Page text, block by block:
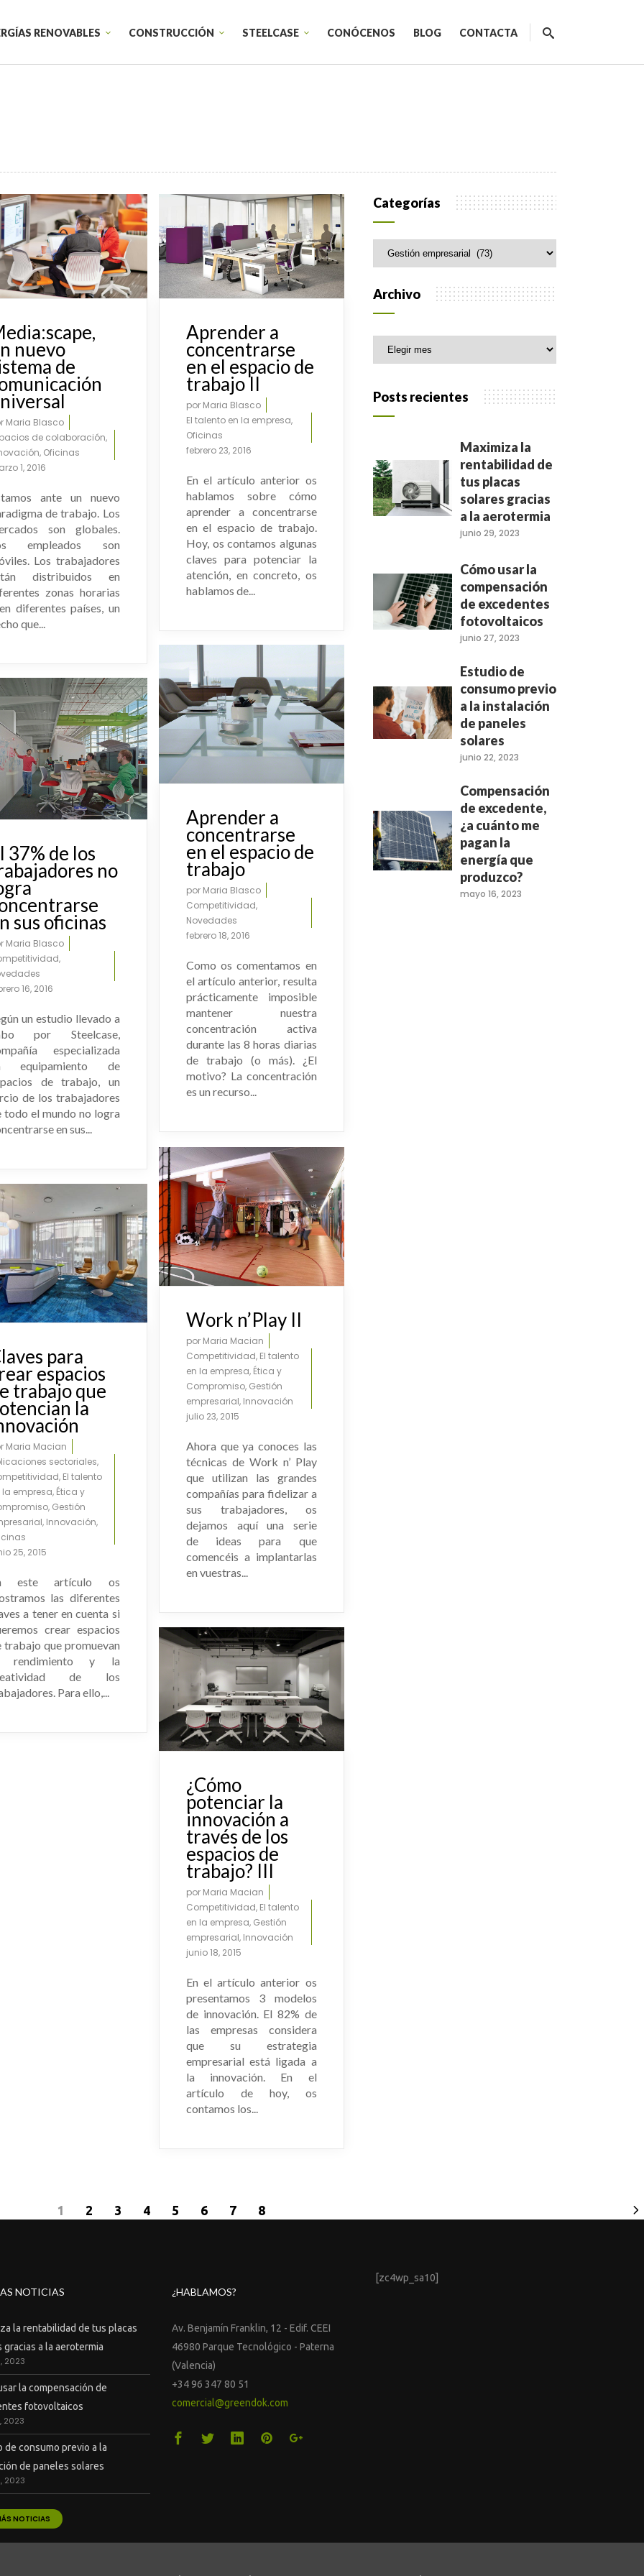
RENOVABLES CONSTRUCCIÓN STEELCASE
Sillones Lounge
Sillas de trabajo individual
Startups
Educación
Sanidad
Home Office
Diseño de espacios de trabajo
Diseño corporativo
CONÓCENOS BLOG CONTACTA
nuevo
de
Maria Blasco
de colaboración,
, Oficinas
1, 2016
ante un nuevo
de trabajo. Los
son globales.
empleados son
Los trabajadores
distribuidos en
zonas horarias
diferentes países, un
que...
Aprender a
concentrarse
en el espacio de
trabajo II
por Maria Blasco
El talento en la empresa,
Oficinas
febrero 23, 2016
En el artículo anterior os
hablamos sobre cómo
aprender a concentrarse
en el espacio de trabajo.
Hoy, os contamos algunas
claves para potenciar la
atención, en concreto, os
hablamos de...
Aprender a
concentrarse
en el espacio de
trabajo
por Maria Blasco
Competitividad,
Novedades
febrero 18, 2016
Como os comentamos en
el artículo anterior, resulta
prácticamente imposible
mantener nuestra
concentración activa
durante las 8 horas diarias
de trabajo (o más). ¿El
motivo? La concentración
es un recurso...
37% de los
no
sus oficinas
Maria Blasco
,
16, 2016
un estudio llevado a
por Steelcase,
especializada
equipamiento de
de trabajo, un
de los trabajadores
todo el mundo no logra
en sus...
Work n’Play II
por Maria Macian
Competitividad, El talento
en la empresa, Ética y
Compromiso, Gestión
empresarial, Innovación
julio 23, 2015
Ahora que ya conoces las
técnicas de Work n’ Play
que utilizan las grandes
compañías para fidelizar a
sus trabajadores, os
dejamos aquí una serie
de ideas para que
comencéis a implantarlas
en vuestras...
para
espacios
trabajo que
la
Maria Macian
sectoriales,
, El talento
la empresa, Ética y
, Gestión
, Innovación,
25, 2015
este artículo os
las diferentes
a tener en cuenta si
crear espacios
trabajo que promuevan
rendimiento y la
de los
Para ello,...
¿Cómo
potenciar la
innovación a
través de los
espacios de
trabajo? III
por Maria Macian
Competitividad, El talento
en la empresa, Gestión
empresarial, Innovación
junio 18, 2015
En el artículo anterior os
presentamos 3 modelos
de innovación. El 82% de
las empresas considera
que su estrategia
empresarial está ligada a
la innovación. En el
artículo de hoy, os
contamos los...
Categorías
Categorías
Archivo
Archivo
Posts recientes
Maximiza la
rentabilidad de
tus placas
solares gracias
a la aerotermia
junio 29, 2023
Cómo usar la
compensación
de excedentes
fotovoltaicos
junio 27, 2023
Estudio de
consumo previo
a la instalación
de paneles
solares
junio 22, 2023
Compensación
de excedente,
¿a cuánto me
pagan la
energía que
produzco?
mayo 16, 2023
1 2 3 4 5 6 7 8
NOTICIAS
la rentabilidad de tus placas
gracias a la aerotermia
2023
la compensación de
fotovoltaicos
2023
de consumo previo a la
de paneles solares
2023
NOTICIAS
¿HABLAMOS?
Av. Benjamín Franklin, 12 - Edif. CEEI
46980 Parque Tecnológico - Paterna
(Valencia)
+34 96 347 80 51
comercial@greendok.com
[zc4wp_sa10]